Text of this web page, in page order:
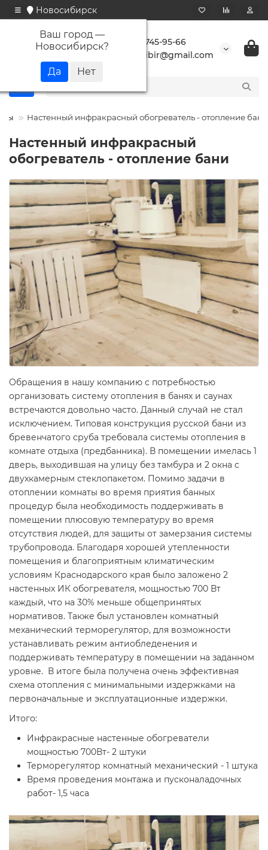
Новосибирск
Ваш город —
Новосибирск?
+7 923 745-95-66
buransibir@gmail.com
Настенный инфракрасный обогреватель - отопление бани
Настенный инфракрасный
обогреватель - отопление бани
Обращения в нашу компанию с потребностью
организовать систему отопления в банях и саунах
встречаются довольно часто. Данный случай не стал
исключением. Типовая конструкция русской бани из
бревенчатого сруба требовала системы отопления в
комнате отдыха (предбанника). В помещении имелась 1
дверь, выходившая на улицу без тамбура и 2 окна с
двухкамерным стеклопакетом. Помимо задачи в
отоплении комнаты во время приятия банных
процедур была необходимость поддерживать в
помещении плюсовую температуру во время
отсутствия людей, для защиты от замерзания системы
трубопровода. Благодаря хорошей утепленности
помещения и благоприятным климатическим
условиям Краснодарского края было заложено 2
настенных ИК обогревателя, мощностью 700 Вт
каждый, что на 30% меньше общепринятых
нормативов. Также был установлен комнатный
механический терморегулятор, для возможности
устанавливать режим антиобледенения и
поддерживать температуру в помещении на заданном
уровне. В итоге была получена очень эффективная
схема отопления с минимальными издержками на
первоначальные и эксплуатационные издержки.
Итого:
Инфракрасные настенные обогреватели
мощностью 700Вт- 2 штуки
Терморегулятор комнатный механический - 1 штука
Время проведения монтажа и пусконаладочных
работ- 1,5 часа